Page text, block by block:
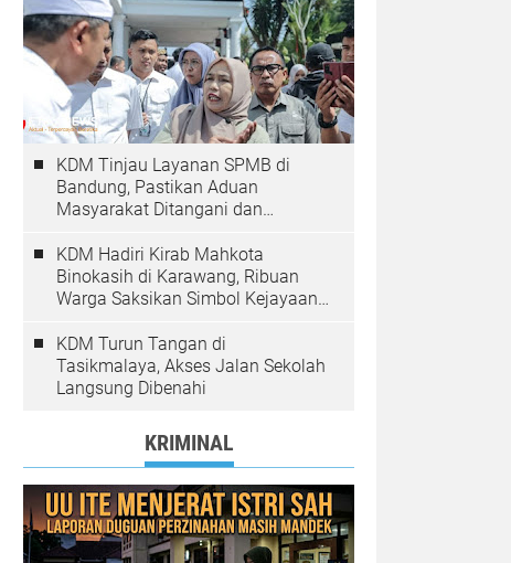
KDM Tinjau Layanan SPMB di
Bandung, Pastikan Aduan
Masyarakat Ditangani dan
KDM Hadiri Kirab Mahkota
Binokasih di Karawang, Ribuan
Warga Saksikan Simbol Kejayaan
KDM Turun Tangan di
Tasikmalaya, Akses Jalan Sekolah
Langsung Dibenahi
KRIMINAL